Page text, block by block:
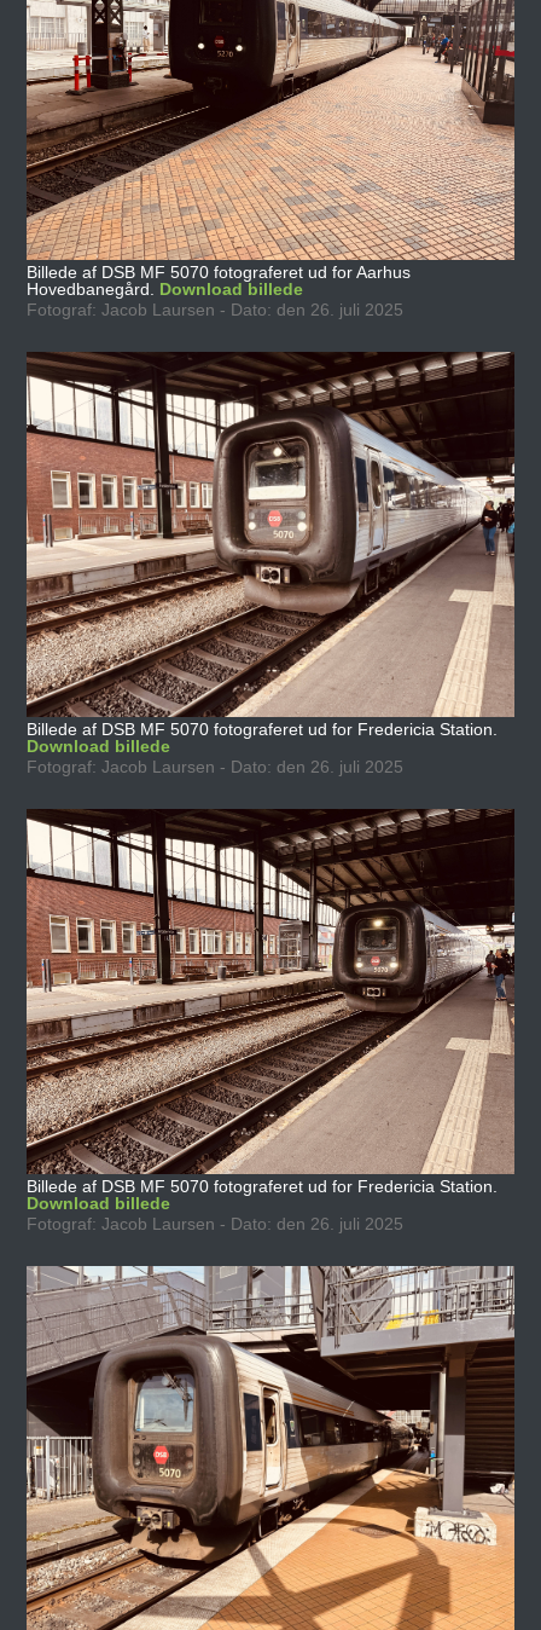
Billede af DSB MF 5070 fotograferet ud for Aarhus
Hovedbanegård. Download billede
Fotograf: Jacob Laursen - Dato: den 26. juli 2025
Billede af DSB MF 5070 fotograferet ud for Fredericia Station.
Download billede
Fotograf: Jacob Laursen - Dato: den 26. juli 2025
Billede af DSB MF 5070 fotograferet ud for Fredericia Station.
Download billede
Fotograf: Jacob Laursen - Dato: den 26. juli 2025